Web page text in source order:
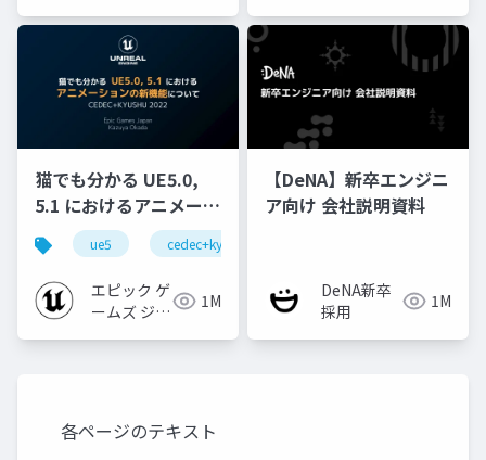
猫でも分かる UE5.0,
5.1 におけるアニメーシ
ョンの新機能について
【CEDEC+KYUSHU
2022】
ue5 cedec+kyushu
エピック ゲ
ームズ ジャ
1M
【DeNA】新卒エンジニ
ア向け 会社説明資料
DeNA新卒
採用
1M
各ページのテキスト